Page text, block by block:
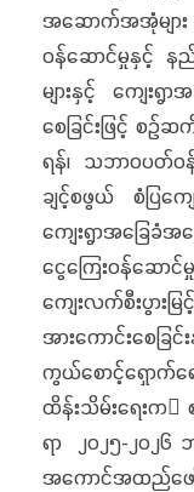
အဆောက်အအုံများ
ဝန်ဆောင်မှုနှင့် နည်း
များနှင့် ကျေးရွာ
စေခြင်းဖြင့် စဉ်
ရန်၊ သဘာဝပတ်ဝ
ချင့်စဖွယ် စံပြကျ
ကျေးရွာအခြေခံ
ငွေကြေးဝန်ဆေ
ကျေးလက်စီးပွာ
အားကောင်းစေခြ
ကွယ်စောင့်ရှော
ထိန်းသိမ်းရေးက
ရာ ၂၀၂၅-၂၀၂၆
အကောင်အထည်ဖေ